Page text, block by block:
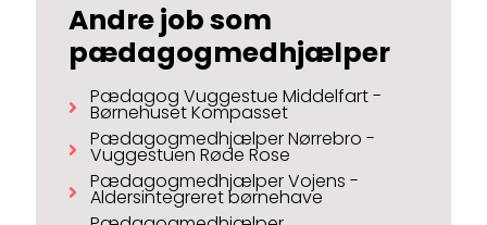
Andre job som
pædagogmedhjælper
Pædagog Vuggestue Middelfart -
Børnehuset Kompasset
Pædagogmedhjælper Nørrebro -
Vuggestuen Røde Rose
Pædagogmedhjælper Vojens -
Aldersintegreret børnehave